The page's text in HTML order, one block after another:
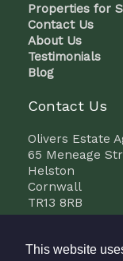
This website
Properties for
Contact Us
About Us
Testimonials
Blog
Contact Us
Olivers Estate
65 Meneage
Helston
Cornwall
TR13 8RB